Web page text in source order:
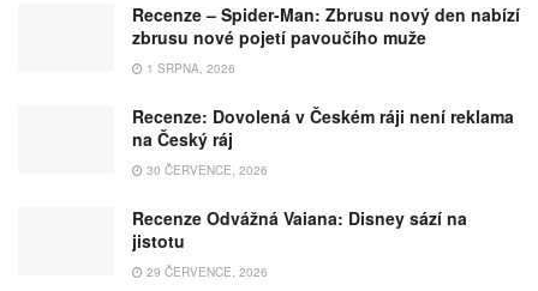
Recenze – Spider-Man: Zbrusu nový den nabízí
zbrusu nové pojetí pavoučího muže
1 SRPNA, 2026
Recenze: Dovolená v Českém ráji není reklama
na Český ráj
30 ČERVENCE, 2026
Recenze Odvážná Vaiana: Disney sází na
jistotu
29 ČERVENCE, 2026